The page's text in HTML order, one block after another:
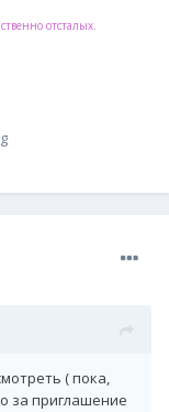
отсталых.
( пока,
за приглашение